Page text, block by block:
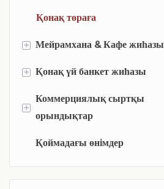
Қонақ төраға
+ Мейрамхана & Кафе жиһазы
Мейрамхана & Кафе
+ Қонақ үй банкет жиһазы
ХотелтеріName
Қонақ үй үстелдері
Банкет залының жабдықтары
+ Коммерциялық сыртқы
орындықтар
Ашық коммерциялық бар
Қоймадағы өнімдер